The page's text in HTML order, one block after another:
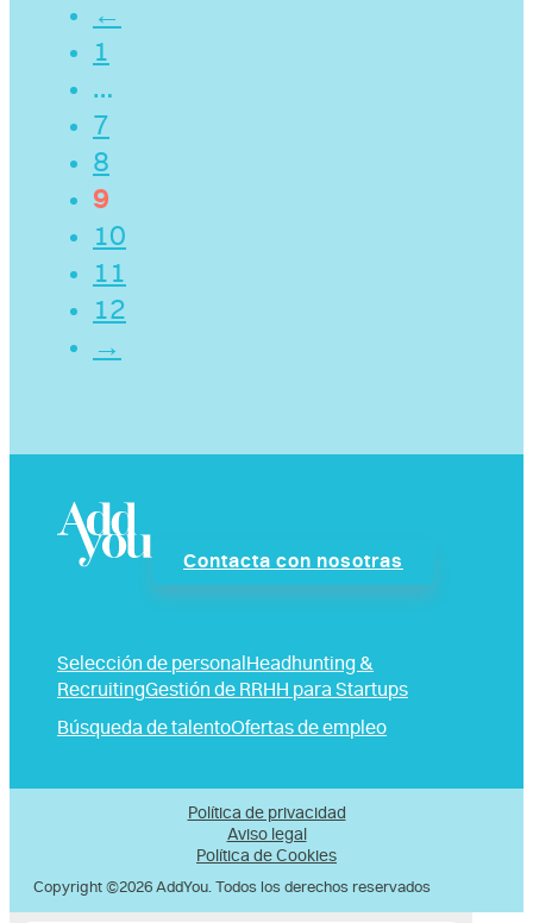
←
1
…
7
8
9
10
11
12
→
Contacta con nosotras
Selección de personal Headhunting &
RecruitingGestión de RRHH para Startups
Búsqueda de talentoOfertas de empleo
Política de privacidad
Aviso legal
Política de Cookies
Copyright ©2026 AddYou. Todos los derechos reservados